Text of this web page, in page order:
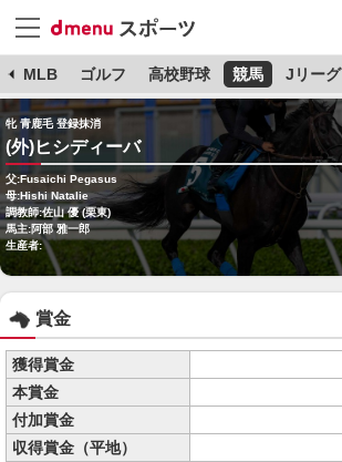
MLB ゴルフ 高校野球 競馬 Jリーグ
牝 青鹿毛 登録抹消
(外)ヒシディーバ
父:Fusaichi Pegasus
母:Hishi Natalie
調教師:佐山 優 (栗東)
馬主:阿部 雅一郎
生産者:
賞金
獲得賞金
本賞金
付加賞金
収得賞金（平地）